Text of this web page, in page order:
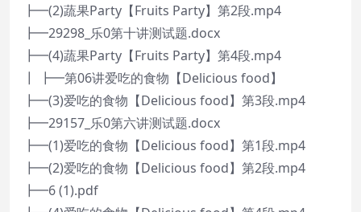
┣━(2)蔬果Party【Fruits Party】第2段.mp4
┣━29298_乐0第十讲测试题.docx
┣━(4)蔬果Party【Fruits Party】第4段.mp4
┃ ┣━第06讲爱吃的食物【Delicious food】
┣━(3)爱吃的食物【Delicious food】第3段.mp4
┣━29157_乐0第六讲测试题.docx
┣━(1)爱吃的食物【Delicious food】第1段.mp4
┣━(2)爱吃的食物【Delicious food】第2段.mp4
┣━6 (1).pdf